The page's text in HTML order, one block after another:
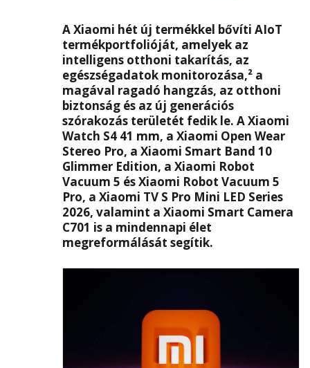
A Xiaomi hét új termékkel bővíti AIoT
termékportfolióját, amelyek az
intelligens otthoni takarítás, az
egészségadatok monitorozása,² a
magával ragadó hangzás, az otthoni
biztonság és az új generációs
szórakozás területét fedik le. A Xiaomi
Watch S4 41 mm, a Xiaomi Open Wear
Stereo Pro, a Xiaomi Smart Band 10
Glimmer Edition, a Xiaomi Robot
Vacuum 5 és Xiaomi Robot Vacuum 5
Pro, a Xiaomi TV S Pro Mini LED Series
2026, valamint a Xiaomi Smart Camera
C701 is a mindennapi élet
megreformálását segítik.